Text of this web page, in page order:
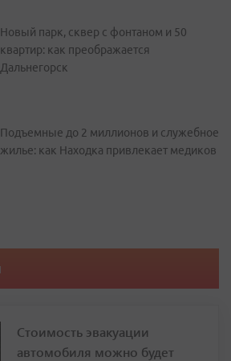
Новый парк, сквер с фонтаном и 50
квартир: как преображается
Дальнегорск
Подъемные до 2 миллионов и служебное
жилье: как Находка привлекает медиков
Стоимость эвакуации
автомобиля можно будет